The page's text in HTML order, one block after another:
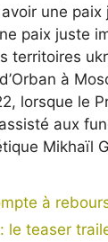
une
paix juste
territoires
à
lorsque le
aux
Mikhaïl
à
le teaser